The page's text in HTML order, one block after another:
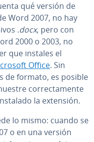
qué versión de
Word 2007, no hay
.docx, pero con
2000 o 2003, no
que instales el
Office. Sin
de formato, es posible
co­rre­c­ta­me­n­te
la extensión.
lo mismo: cuando se
o en una versión